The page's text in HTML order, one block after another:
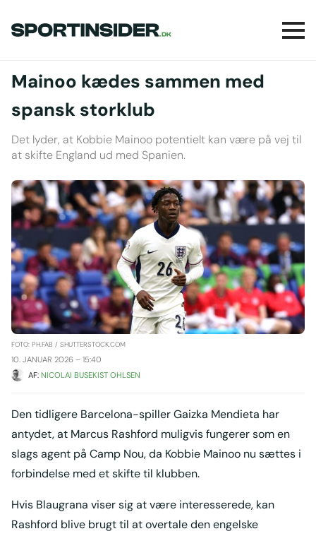
Mainoo kædes sammen med
spansk storklub
Det lyder, at Kobbie Mainoo potentielt kan være på vej til
at skifte England ud med Spanien.
FOTO: PH.FAB / SHUTTERSTOCK.COM
10. JANUAR 2026 – 15:40
AF: NICOLAI BUSEKIST OHLSEN
Den tidligere Barcelona-spiller Gaizka Mendieta har
antydet, at Marcus Rashford muligvis fungerer som en
slags agent på Camp Nou, da Kobbie Mainoo nu sættes i
forbindelse med et skifte til klubben.
Hvis Blaugrana viser sig at være interesserede, kan
Rashford blive brugt til at overtale den engelske